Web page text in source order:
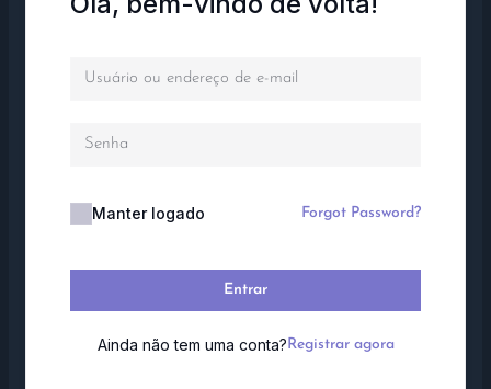
Manter logado Forgot Password?
Entrar
Ainda não tem uma conta? Registrar agora